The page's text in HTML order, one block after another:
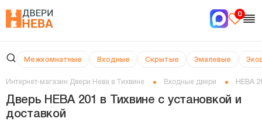
0
Межкомнатные Входные Скрытые Эмалевые
Интернет-магазин Двери Нева в Тихвине Входные двери НЕВА
Дверь НЕВА 201 в Тихвине с установкой и
доставкой